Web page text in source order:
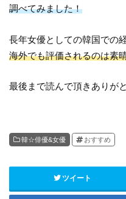
調べてみました！
長年女優としての韓国での
海外でも評価されるのは素
最後まで読んで頂きありが
韓☆俳優&女優 おすすめ
ツイート